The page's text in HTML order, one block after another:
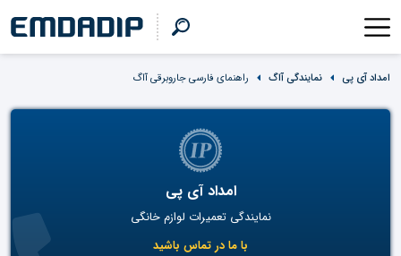
امداد آی پی نمایندگی آاگ راهنمای فارسی جاروبرقی آاگ
امداد آی پی
نمایندگی تعمیرات لوازم خانگی
با ما در تماس باشید